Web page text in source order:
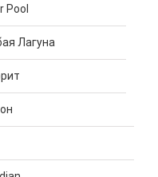
Pool
Лагуна